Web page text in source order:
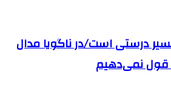
درستی است/در ناگویا مدال
قول نمی‌دهیم